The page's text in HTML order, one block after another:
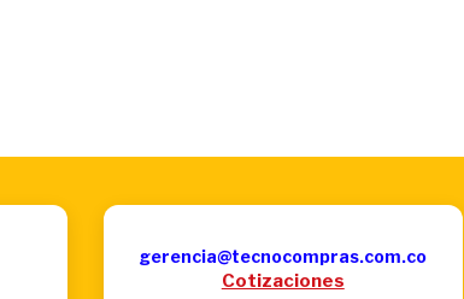
gerencia@tecnocompras.com.co
Cotizaciones